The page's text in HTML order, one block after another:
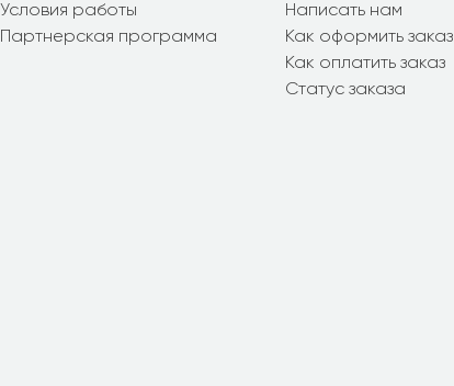
Условия работы
Партнерская программа
Написать нам
Как оформить заказ
Как оплатить заказ
Статус заказа